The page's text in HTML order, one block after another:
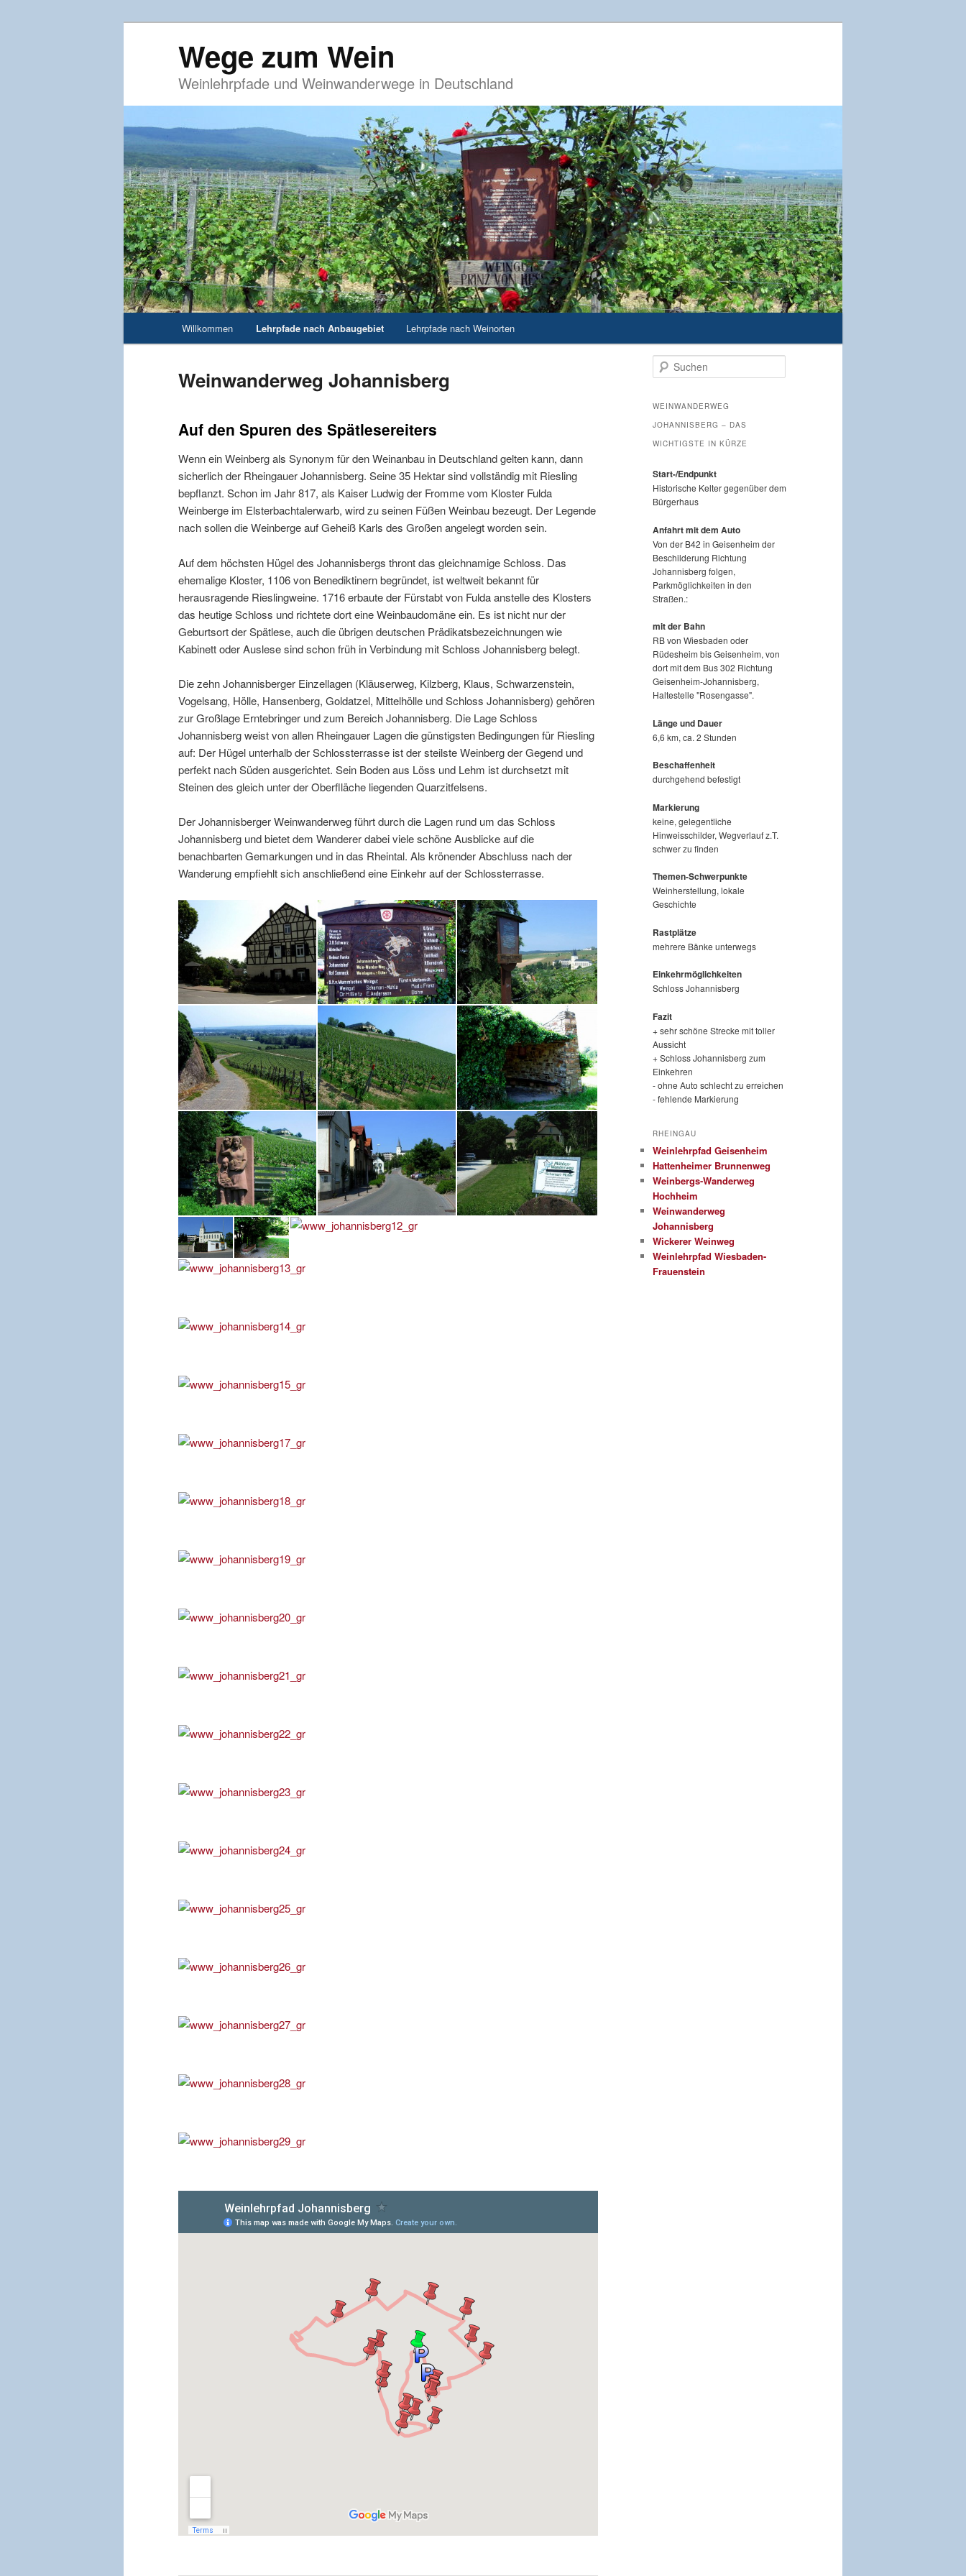
Wege zum Wein
Weinlehrpfade und Weinwanderwege in Deutschland
Zum Inhalt wechseln
Willkommen Lehrpfade nach Anbaugebiet Lehrpfade nach Weinorten
Weinwanderweg Johannisberg
Auf den Spuren des Spätlesereiters
Wenn ein Weinberg als Synonym für den Weinanbau in Deutschland gelten kann, dann
sicherlich der Rheingauer Johannisberg. Seine 35 Hektar sind vollständig mit Riesling
bepflanzt. Schon im Jahr 817, als Kaiser Ludwig der Fromme vom Kloster Fulda
Weinberge im Elsterbachtalerwarb, wird zu seinen Füßen Weinbau bezeugt. Der Legende
nach sollen die Weinberge auf Geheiß Karls des Großen angelegt worden sein.
Auf dem höchsten Hügel des Johannisbergs thront das gleichnamige Schloss. Das
ehemalige Kloster, 1106 von Benediktinern begründet, ist weltweit bekannt für
herausragende Rieslingweine. 1716 erbaute der Fürstabt von Fulda anstelle des Klosters
das heutige Schloss und richtete dort eine Weinbaudomäne ein. Es ist nicht nur der
Geburtsort der Spätlese, auch die übrigen deutschen Prädikatsbezeichnungen wie
Kabinett oder Auslese sind schon früh in Verbindung mit Schloss Johannisberg belegt.
Die zehn Johannisberger Einzellagen (Kläuserweg, Kilzberg, Klaus, Schwarzenstein,
Vogelsang, Hölle, Hansenberg, Goldatzel, Mittelhölle und Schloss Johannisberg) gehören
zur Großlage Erntebringer und zum Bereich Johannisberg. Die Lage Schloss
Johannisberg weist von allen Rheingauer Lagen die günstigsten Bedingungen für Riesling
auf: Der Hügel unterhalb der Schlossterrasse ist der steilste Weinberg der Gegend und
perfekt nach Süden ausgerichtet. Sein Boden aus Löss und Lehm ist durchsetzt mit
Steinen des gleich unter der Oberflläche liegenden Quarzitfelsens.
Der Johannisberger Weinwanderweg führt durch die Lagen rund um das Schloss
Johannisberg und bietet dem Wanderer dabei viele schöne Ausblicke auf die
benachbarten Gemarkungen und in das Rheintal. Als krönender Abschluss nach der
Wanderung empfiehlt sich anschließend eine Einkehr auf der Schlossterrasse.
Suchen
WEINWANDERWEG
JOHANNISBERG – DAS
WICHTIGSTE IN KÜRZE
Start-/Endpunkt
Historische Kelter gegenüber dem
Bürgerhaus
Anfahrt mit dem Auto
Von der B42 in Geisenheim der
Beschilderung Richtung
Johannisberg folgen,
Parkmöglichkeiten in den
Straßen.:
mit der Bahn
RB von Wiesbaden oder
Rüdesheim bis Geisenheim, von
dort mit dem Bus 302 Richtung
Geisenheim-Johannisberg,
Haltestelle "Rosengasse".
Länge und Dauer
6,6 km, ca. 2 Stunden
Beschaffenheit
durchgehend befestigt
Markierung
keine, gelegentliche
Hinweisschilder, Wegverlauf z.T.
schwer zu finden
Themen-Schwerpunkte
Weinherstellung, lokale
Geschichte
Rastplätze
mehrere Bänke unterwegs
Einkehrmöglichkeiten
Schloss Johannisberg
Fazit
+ sehr schöne Strecke mit toller
Aussicht
+ Schloss Johannisberg zum
Einkehren
- ohne Auto schlecht zu erreichen
- fehlende Markierung
RHEINGAU
Weinlehrpfad Geisenheim
Hattenheimer Brunnenweg
Weinbergs-Wanderweg
Hochheim
Weinwanderweg
Johannisberg
Wickerer Weinweg
Weinlehrpfad Wiesbaden-
Frauenstein